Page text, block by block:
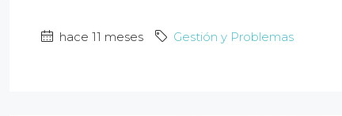
hace 11 meses Gestión y Problemas